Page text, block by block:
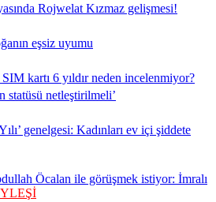
Rojwelat Kızmaz gelişmesi!
eşsiz uyumu
kartı 6 yıldır neden incelenmiyor?
statüsü netleştirilmeli’
genelgesi: Kadınları ev içi şiddete
Öcalan ile görüşmek istiyor: İmralı